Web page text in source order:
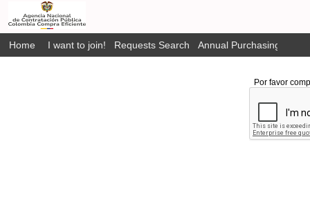
Home I want to join! Requests Search Annual Purchasing Plan
Por favor